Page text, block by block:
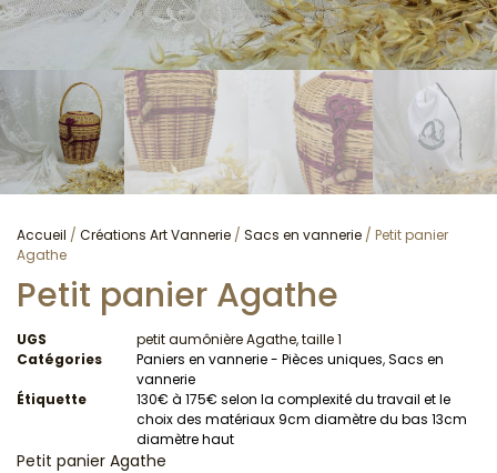
Accueil / Créations Art Vannerie / Sacs en vannerie / Petit panier
Agathe
Petit panier Agathe
UGS
petit aumônière Agathe, taille 1
Catégories
Paniers en vannerie - Pièces uniques,Sacs en
vannerie
Étiquette
130€ à 175€ selon la complexité du travail et le
choix des matériaux 9cm diamètre du bas 13cm
diamètre haut
Petit panier Agathe